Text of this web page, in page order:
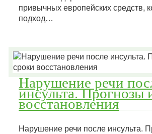
привычных европейских средств,
подход…
Нарушение речи
инсульта. Прогнозы
восстановления
Нарушение речи после инсульта.